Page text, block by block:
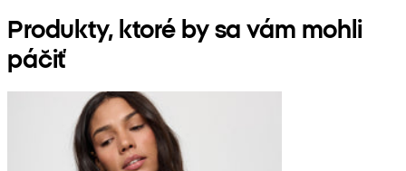
Produkty, ktoré by sa vám mohli
páčiť